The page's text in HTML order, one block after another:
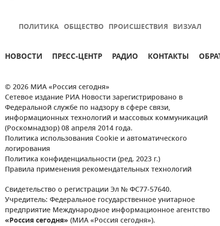
ПОЛИТИКА ОБЩЕСТВО ПРОИСШЕСТВИЯ ВИЗУАЛ
НОВОСТИ ПРЕСС-ЦЕНТР РАДИО КОНТАКТЫ
© 2026 МИА «Россия сегодня»
Сетевое издание РИА Новости зарегистрировано в
Федеральной службе по надзору в сфере связи,
информационных технологий и массовых коммуникаций
(Роскомнадзор) 08 апреля 2014 года.
Политика использования Cookie и автоматического
логирования
Политика конфиденциальности (ред. 2023 г.)
Правила применения рекомендательных технологий
Свидетельство о регистрации Эл № ФС77-57640.
Учредитель: Федеральное государственное унитарное
предприятие Международное информационное агентство
«Россия сегодня» (МИА «Россия сегодня»).